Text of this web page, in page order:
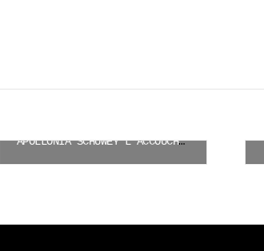
APOLLONIA SCHUWEY L’ACCOUCHEUSE PERSÉCUTÉE
CHF25.00